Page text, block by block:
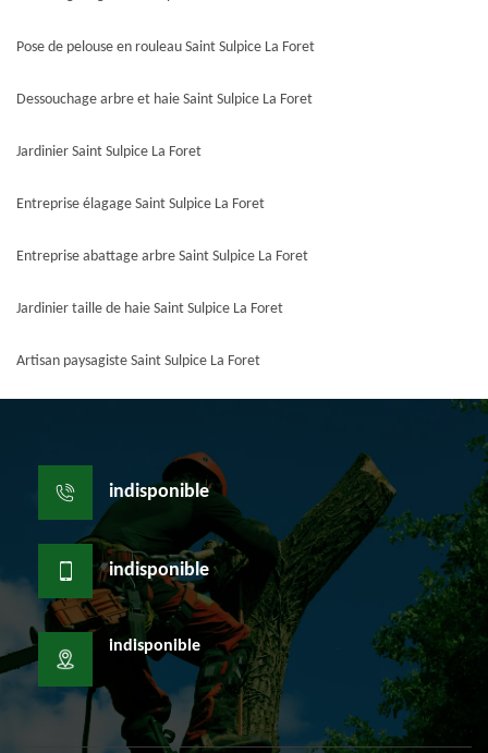
Pose de pelouse en rouleau Saint Sulpice La Foret
Dessouchage arbre et haie Saint Sulpice La Foret
Jardinier Saint Sulpice La Foret
Entreprise élagage Saint Sulpice La Foret
Entreprise abattage arbre Saint Sulpice La Foret
Jardinier taille de haie Saint Sulpice La Foret
Artisan paysagiste Saint Sulpice La Foret
indisponible
indisponible
indisponible